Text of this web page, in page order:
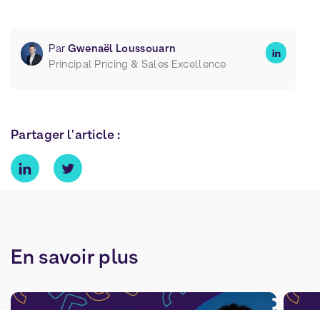
Par Gwenaël Loussouarn
Principal Pricing & Sales Excellence
Partager l'article :
En savoir plus